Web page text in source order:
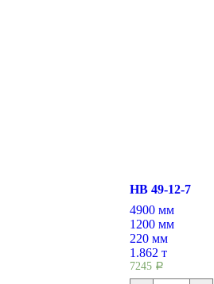
НВ 49-12-7
4900 мм
1200 мм
220 мм
1.862 т
7245 Р